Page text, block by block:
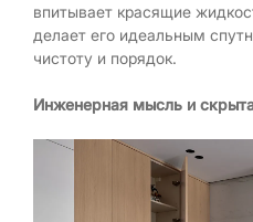
впитывает красящие
делает его идеальным
чистоту и порядок.
Инженерная мысль и